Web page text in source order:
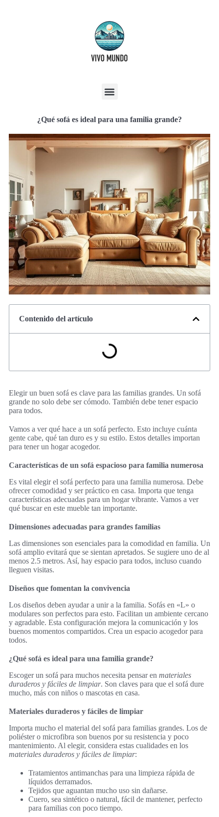
¿Qué sofá es ideal para una familia grande?
Contenido del artículo
Elegir un buen sofá es clave para las familias grandes. Un sofá
grande no solo debe ser cómodo. También debe tener espacio
para todos.
Vamos a ver qué hace a un sofá perfecto. Esto incluye cuánta
gente cabe, qué tan duro es y su estilo. Estos detalles importan
para tener un hogar acogedor.
Características de un sofá espacioso para familia numerosa
Es vital elegir el sofá perfecto para una familia numerosa. Debe
ofrecer comodidad y ser práctico en casa. Importa que tenga
características adecuadas para un hogar vibrante. Vamos a ver
qué buscar en este mueble tan importante.
Dimensiones adecuadas para grandes familias
Las dimensiones son esenciales para la comodidad en familia. Un
sofá amplio evitará que se sientan apretados. Se sugiere uno de al
menos 2.5 metros. Así, hay espacio para todos, incluso cuando
lleguen visitas.
Diseños que fomentan la convivencia
Los diseños deben ayudar a unir a la familia. Sofás en «L» o
modulares son perfectos para esto. Facilitan un ambiente cercano
y agradable. Esta configuración mejora la comunicación y los
buenos momentos compartidos. Crea un espacio acogedor para
todos.
¿Qué sofá es ideal para una familia grande?
Escoger un sofá para muchos necesita pensar en materiales
duraderos y fáciles de limpiar. Son claves para que el sofá dure
mucho, más con niños o mascotas en casa.
Materiales duraderos y fáciles de limpiar
Importa mucho el material del sofá para familias grandes. Los de
poliéster o microfibra son buenos por su resistencia y poco
mantenimiento. Al elegir, considera estas cualidades en los
materiales duraderos y fáciles de limpiar:
Tratamientos antimanchas para una limpieza rápida de
líquidos derramados.
Tejidos que aguantan mucho uso sin dañarse.
Cuero, sea sintético o natural, fácil de mantener, perfecto
para familias con poco tiempo.